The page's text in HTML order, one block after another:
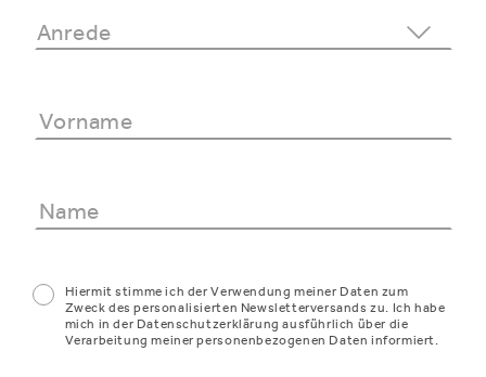
Hiermit stimme ich der Verwendung meiner Daten zum
Zweck des personalisierten Newsletterversands zu. Ich habe
mich in der Datenschutzerklärung ausführlich über die
Verarbeitung meiner personenbezogenen Daten informiert.